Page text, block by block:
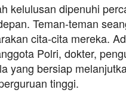
kelulusan dipenuhi
Teman-teman
cita-cita mereka.
Polri, dokter,
yang bersiap
tinggi.